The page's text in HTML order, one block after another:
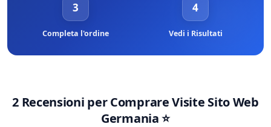
3
Completa l'ordine
4
Vedi i Risultati
2 Recensioni perComprare Visite Sito Web
Germania⭐